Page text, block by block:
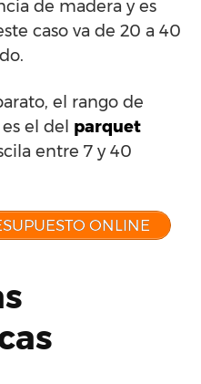
de madera y es
caso va de 20 a 40
el rango de
el del parquet
entre 7 y 40
ONLINE